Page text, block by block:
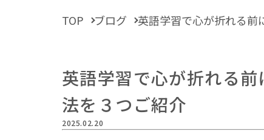
TOP ブログ 英語学習で心が折れる前
英語学習で心が折れる
法を３つご紹介
2025.02.20